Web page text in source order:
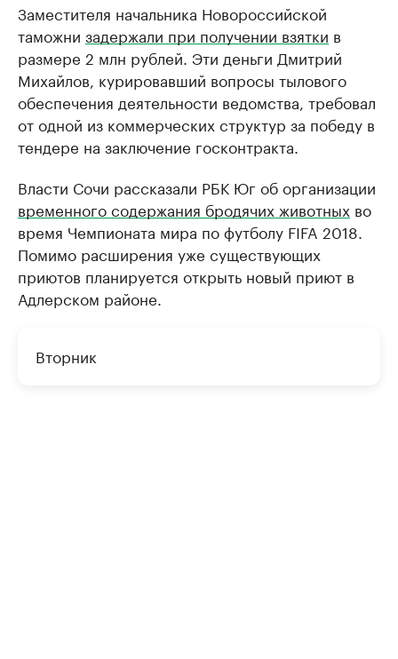
Заместителя начальника Новороссийской
таможни задержали при получении взятки в
размере 2 млн рублей. Эти деньги Дмитрий
Михайлов, курировавший вопросы тылового
обеспечения деятельности ведомства, требовал
от одной из коммерческих структур за победу в
тендере на заключение госконтракта.
Власти Сочи рассказали РБК Юг об организации
временного содержания бродячих животных во
время Чемпионата мира по футболу FIFA 2018.
Помимо расширения уже существующих
приютов планируется открыть новый приют в
Адлерском районе.
Вторник